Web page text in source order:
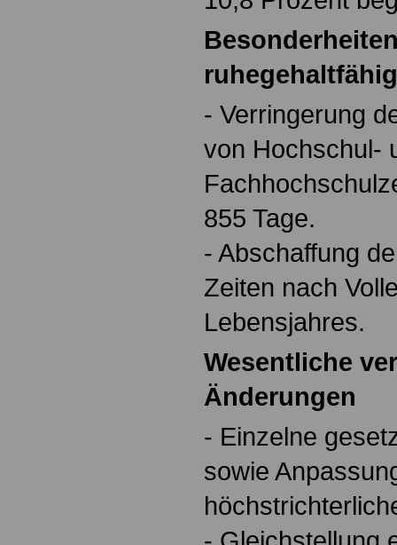
- Verringerung
von Hochschul-
855 Tage.
- Abschaffung
Zeiten nach
Lebensjahres.
Wesentliche
Änderungen
- Einzelne
sowie